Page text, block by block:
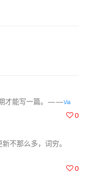
期才能写一篇。——Via
0
不那么多，词穷。
0